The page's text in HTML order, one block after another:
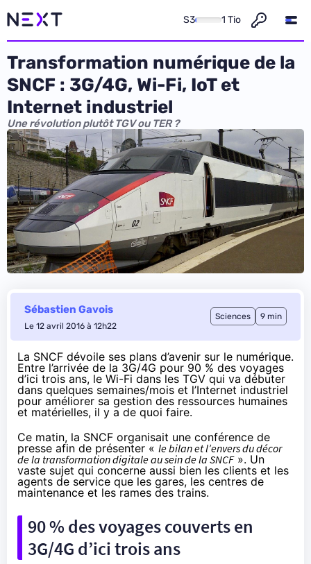
S3 1 Tio
Transformation numérique de la
SNCF : 3G/4G, Wi-Fi, IoT et
Internet industriel
Une révolution plutôt TGV ou TER ?
Sébastien Gavois
Le 12 avril 2016 à 12h22
Sciences 9 min
La SNCF dévoile ses plans d’avenir sur le numérique.
Entre l’arrivée de la 3G/4G pour 90 % des voyages
d’ici trois ans, le Wi-Fi dans les TGV qui va débuter
dans quelques semaines/mois et l’Internet industriel
pour améliorer sa gestion des ressources humaines
et matérielles, il y a de quoi faire.
Ce matin, la SNCF organisait une conférence de
presse afin de présenter « le bilan et l’envers du décor
de la transformation digitale au sein de la SNCF». Un
vaste sujet qui concerne aussi bien les clients et les
agents de service que les gares, les centres de
maintenance et les rames des trains.
90 % des voyages couverts en
3G/4G d’ici trois ans